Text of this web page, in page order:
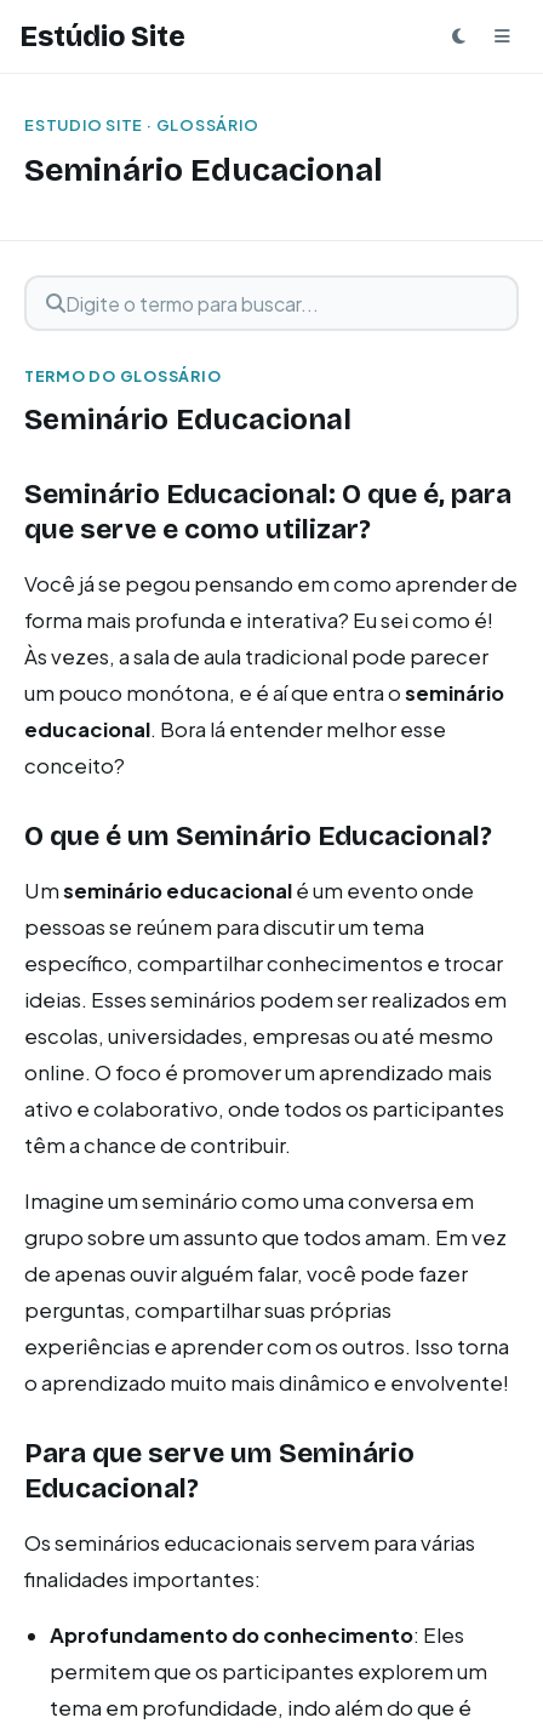
Estúdio Site
ESTUDIO SITE · GLOSSÁRIO
Seminário Educacional
Buscar termo
Digite o termo para buscar
TERMO DO GLOSSÁRIO
Seminário Educacional
Seminário Educacional: O que é, para
que serve e como utilizar?
Você já se pegou pensando em como aprender de
forma mais profunda e interativa? Eu sei como é!
Às vezes, a sala de aula tradicional pode parecer
um pouco monótona, e é aí que entra oseminário
educacional. Bora lá entender melhor esse
conceito?
O que é um Seminário Educacional?
Umseminário educacionalé um evento onde
pessoas se reúnem para discutir um tema
específico, compartilhar conhecimentos e trocar
ideias. Esses seminários podem ser realizados em
escolas, universidades, empresas ou até mesmo
online. O foco é promover um aprendizado mais
ativo e colaborativo, onde todos os participantes
têm a chance de contribuir.
Imagine um seminário como uma conversa em
grupo sobre um assunto que todos amam. Em vez
de apenas ouvir alguém falar, você pode fazer
perguntas, compartilhar suas próprias
experiências e aprender com os outros. Isso torna
o aprendizado muito mais dinâmico e envolvente!
Para que serve um Seminário
Educacional?
Os seminários educacionais servem para várias
finalidades importantes:
Aprofundamento do conhecimento: Eles
permitem que os participantes explorem um
tema em profundidade, indo além do que é